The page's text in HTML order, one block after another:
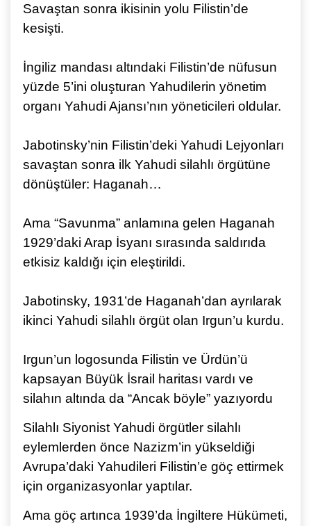
Savaştan sonra ikisinin yolu Filistin’de
kesişti.
İngiliz mandası altındaki Filistin’de nüfusun
yüzde 5’ini oluşturan Yahudilerin yönetim
organı Yahudi Ajansı’nın yöneticileri oldular.
Jabotinsky’nin Filistin’deki Yahudi Lejyonları
savaştan sonra ilk Yahudi silahlı örgütüne
dönüştüler: Haganah…
Ama “Savunma” anlamına gelen Haganah
1929’daki Arap İsyanı sırasında saldırıda
etkisiz kaldığı için eleştirildi.
Jabotinsky, 1931’de Haganah’dan ayrılarak
ikinci Yahudi silahlı örgüt olan Irgun’u kurdu.
Irgun’un logosunda Filistin ve Ürdün’ü
kapsayan Büyük İsrail haritası vardı ve
silahın altında da “Ancak böyle” yazıyordu
Silahlı Siyonist Yahudi örgütler silahlı
eylemlerden önce Nazizm’in yükseldiği
Avrupa’daki Yahudileri Filistin’e göç ettirmek
için organizasyonlar yaptılar.
Ama göç artınca 1939’da İngiltere Hükümeti,